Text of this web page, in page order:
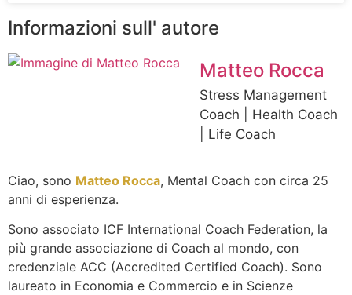
Informazioni sull' autore
Matteo Rocca
Stress Management
Coach | Health Coach
| Life Coach
Ciao, sono Matteo Rocca, Mental Coach con circa 25
anni di esperienza.
Sono associato ICF International Coach Federation, la
più grande associazione di Coach al mondo, con
credenziale ACC (Accredited Certified Coach). Sono
laureato in Economia e Commercio e in Scienze